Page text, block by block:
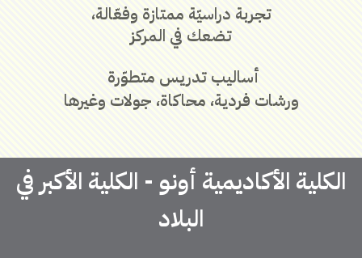
تجربة‭ ‬دراسيّة‭ ‬ممتازة‭ ‬وفعّالة،‭
‬تضعك‭ ‬في‭ ‬المركز
أساليب‭ ‬تدريس‭ ‬متطوّرة
ورشات‭ ‬فردية،‭ ‬محاكاة،‭ ‬جولات‭ ‬وغيرها
الكلية الأكاديمية أونو - الكلية الأكبر في
البلاد